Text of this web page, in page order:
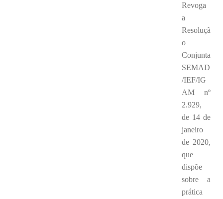
Revoga
a
Resoluçã
o
Conjunta
SEMAD
/IEF/IG
AM nº
2.929,
de 14 de
janeiro
de 2020,
que
dispõe
sobre a
prática